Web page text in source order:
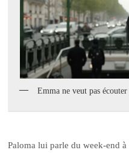
Emma ne veut pas
Paloma lui parle du week-end à